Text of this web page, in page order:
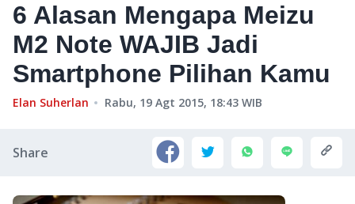
6 Alasan Mengapa Meizu
M2 Note WAJIB Jadi
Smartphone Pilihan Kamu
Elan Suherlan Rabu, 19 Agt 2015, 18:43 WIB
Share